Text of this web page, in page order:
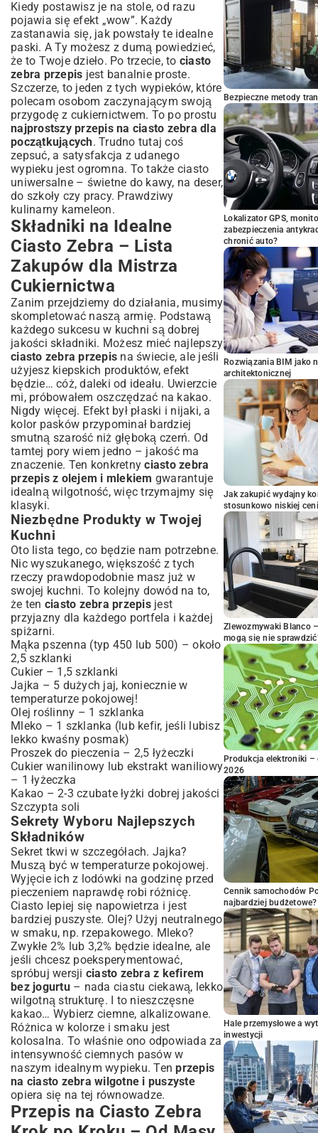
Kiedy postawisz je na stole, od razu
pojawia się efekt „wow”. Każdy
zastanawia się, jak powstały te idealne
paski. A Ty możesz z dumą powiedzieć,
że to Twoje dzieło. Po trzecie, to ciasto
zebra przepis jest banalnie proste.
Szczerze, to jeden z tych wypieków, które
polecam osobom zaczynającym swoją
przygodę z cukiernictwem. To po prostu
najprostszy przepis na ciasto zebra dla
początkujących. Trudno tutaj coś
zepsuć, a satysfakcja z udanego
wypieku jest ogromna. To także ciasto
uniwersalne – świetne do kawy, na deser,
do szkoły czy pracy. Prawdziwy
kulinarny kameleon.
Składniki na Idealne
Ciasto Zebra – Lista
Zakupów dla Mistrza
Cukiernictwa
Zanim przejdziemy do działania, musimy
skompletować naszą armię. Podstawą
każdego sukcesu w kuchni są dobrej
jakości składniki. Możesz mieć najlepszy
ciasto zebra przepis na świecie, ale jeśli
użyjesz kiepskich produktów, efekt
będzie… cóż, daleki od ideału. Uwierzcie
mi, próbowałem oszczędzać na kakao.
Nigdy więcej. Efekt był płaski i nijaki, a
kolor pasków przypominał bardziej
smutną szarość niż głęboką czerń. Od
tamtej pory wiem jedno – jakość ma
znaczenie. Ten konkretnyciasto zebra
przepis z olejem i mlekiem gwarantuje
idealną wilgotność, więc trzymajmy się
klasyki.
Niezbędne Produkty w Twojej
Kuchni
Oto lista tego, co będzie nam potrzebne.
Nic wyszukanego, większość z tych
rzeczy prawdopodobnie masz już w
swojej kuchni. To kolejny dowód na to,
że ten ciasto zebra przepisjest
przyjazny dla każdego portfela i każdej
spiżarni.
Mąka pszenna (typ 450 lub 500) – około
2,5 szklanki
Cukier – 1,5 szklanki
Jajka – 5 dużych jaj, koniecznie w
temperaturze pokojowej!
Olej roślinny – 1 szklanka
Mleko – 1 szklanka (lub kefir, jeśli lubisz
lekko kwaśny posmak)
Proszek do pieczenia – 2,5 łyżeczki
Cukier wanilinowy lub ekstrakt waniliowy
– 1 łyżeczka
Kakao – 2-3 czubate łyżki dobrej jakości
Szczypta soli
Sekrety Wyboru Najlepszych
Składników
Sekret tkwi w szczegółach. Jajka?
Muszą być w temperaturze pokojowej.
Wyjęcie ich z lodówki na godzinę przed
pieczeniem naprawdę robi różnicę.
Ciasto lepiej się napowietrza i jest
bardziej puszyste. Olej? Użyj neutralnego
w smaku, np. rzepakowego. Mleko?
Zwykłe 2% lub 3,2% będzie idealne, ale
jeśli chcesz poeksperymentować,
spróbuj wersji ciasto zebra z kefirem
bez jogurtu– nada ciastu ciekawą, lekko
wilgotną strukturę. I to nieszczęsne
kakao… Wybierz ciemne, alkalizowane.
Różnica w kolorze i smaku jest
kolosalna. To właśnie ono odpowiada za
intensywność ciemnych pasów w
naszym idealnym wypieku. Tenprzepis
na ciasto zebra wilgotne i puszyste
opiera się na tej równowadze.
Przepis na Ciasto Zebra
Bezpieczne metody
Lokalizator GPS,
zabezpieczenia
chronić auto?
Rozwiązania BIM jako
architektonicznej
Jak zakupić wydajny
stosunkowo niskiej
Zlewozmywaki Blanco
mogą się nie
Produkcja elektroniki –
2026
Cennik samochodów
najbardziej budżetowe?
Hale przemysłowe a
inwestycji